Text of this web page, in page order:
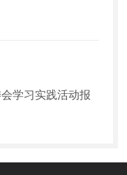
学习实践活动报